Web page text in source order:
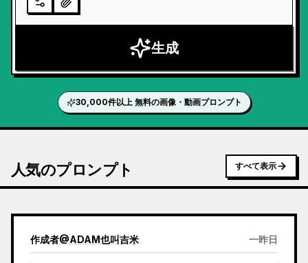
生成
30,000件以上 無料の画像・動画プロンプト
人気のプロンプト すべて表示
作成者@ADAM也叫吉米 一昨日